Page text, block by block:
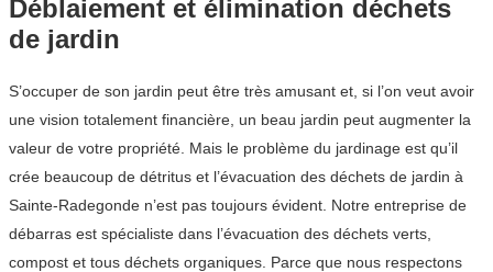
Déblaiement et élimination déchets
de jardin
S’occuper de son jardin peut être très amusant et, si l’on veut avoir
une vision totalement financière, un beau jardin peut augmenter la
valeur de votre propriété. Mais le problème du jardinage est qu’il
crée beaucoup de détritus et l’évacuation des déchets de jardin à
Sainte-Radegonde n’est pas toujours évident. Notre entreprise de
débarras est spécialiste dans l’évacuation des déchets verts,
compost et tous déchets organiques. Parce que nous respectons